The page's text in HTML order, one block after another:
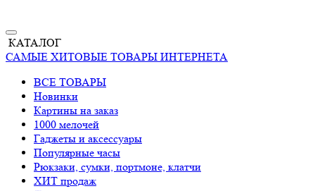
КАТАЛОГ
САМЫЕ ХИТОВЫЕ ТОВАРЫ ИНТЕРНЕТА
ВСЕ ТОВАРЫ
Новинки
Картины на заказ
1000 мелочей
Гаджеты и аксессуары
Популярные часы
Рюкзаки, сумки, портмоне, клатчи
ХИТ продаж